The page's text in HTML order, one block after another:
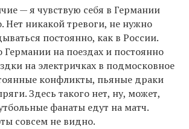
— я чувствую себя в Германии
Нет никакой тревоги, не нужно
постоянно, как в России.
Германии на поездах и постоянно
на электричках в подмосковное
конфликты, пьяные драки
Здесь такого нет, ну, может,
фанаты едут на матч.
совсем не видно.